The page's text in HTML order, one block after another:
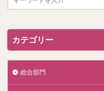
カテゴリー
総合部門